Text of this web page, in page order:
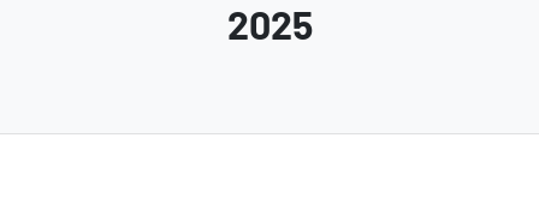
2025